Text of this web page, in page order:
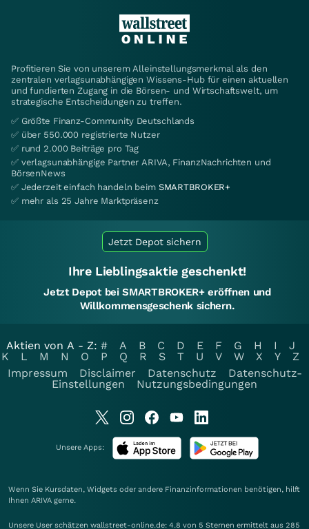
Profitieren Sie von unserem Alleinstellungsmerkmal als den
zentralen verlagsunabhängigen Wissens-Hub für einen aktuellen
und fundierten Zugang in die Börsen- und Wirtschaftswelt, um
strategische Entscheidungen zu treffen.
✅ Größte Finanz-Community Deutschlands
✅ über 550.000 registrierte Nutzer
✅ rund 2.000 Beiträge pro Tag
✅ verlagsunabhängige Partner ARIVA, FinanzNachrichten und
BörsenNews
✅ Jederzeit einfach handeln beim SMARTBROKER+
✅ mehr als 25 Jahre Marktpräsenz
Jetzt Depot sichern
Ihre Lieblingsaktie geschenkt!
Jetzt Depot bei SMARTBROKER+ eröffnen und
Willkommensgeschenk sichern.
Aktien von A - Z: # A B C D E F G H I
J
K
L M N O P Q R S T U V W X Y
Z
Impressum
Disclaimer Datenschutz
Datenschutz-
Einstellungen
Nutzungsbedingungen
Unsere Apps:
Wenn Sie Kursdaten, Widgets oder andere Finanzinformationen benötigen, hilft
Ihnen ARIVA gerne.
Unsere User schätzen wallstreet-online.de: 4.8 von 5 Sternen ermittelt aus 285